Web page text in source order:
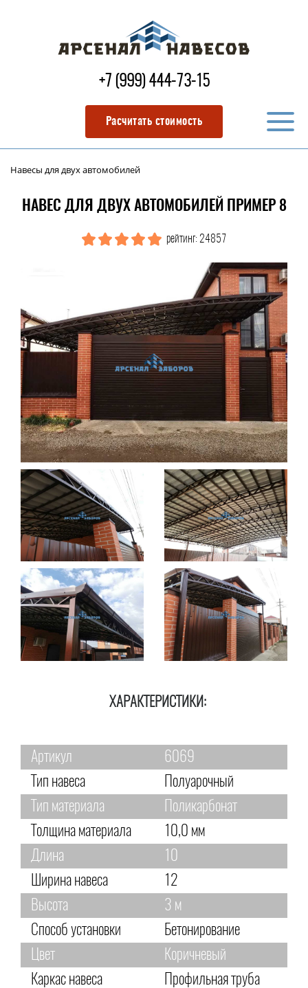
+7 (999) 444-73-15
Расчитать стоимость
Навесы для двух автомобилей
НАВЕС ДЛЯ ДВУХ АВТОМОБИЛЕЙ ПРИМЕР 8
рейтинг: 24857
ХАРАКТЕРИСТИКИ:
Артикул
6069
Тип навеса
Полуарочный
Тип материала
Поликарбонат
Толщина материала
10,0 мм
Длина
10
Ширина навеса
12
Высота
3 м
Способ установки
Бетонирование
Цвет
Коричневый
Каркас навеса
Профильная труба